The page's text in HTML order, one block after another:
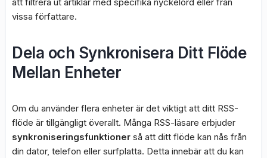
vissa författare.
Dela och Synkronisera Ditt Flöde
Mellan Enheter
Om du använder flera enheter är det viktigt att ditt RSS-
flöde är tillgängligt överallt. Många RSS-läsare erbjuder
synkroniseringsfunktioner så att ditt flöde kan nås från
din dator, telefon eller surfplatta. Detta innebär att du kan